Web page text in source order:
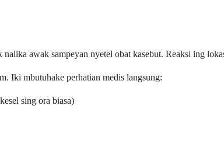
awak sampeyan nyetel obat kasebut. Reaksi ing
Iki mbutuhake perhatian medis langsung:
sing ora biasa)